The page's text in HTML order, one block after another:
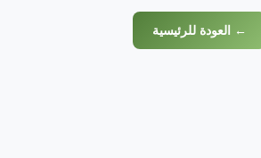
← العودة للرئيسية